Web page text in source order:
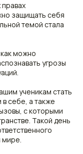
защищать себя
темой стала
можно
угрозы
ученикам стать
себе, а также
с которыми
Такой день
мире.